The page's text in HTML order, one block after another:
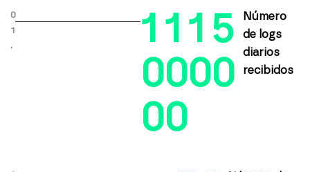
0
1
.
1 1 1 5
0000
00
Número
de logs
diarios
recibidos